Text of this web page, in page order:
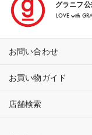
グラニフ公
LOVE with
お問い合わせ
お買い物ガイド
店舗検索